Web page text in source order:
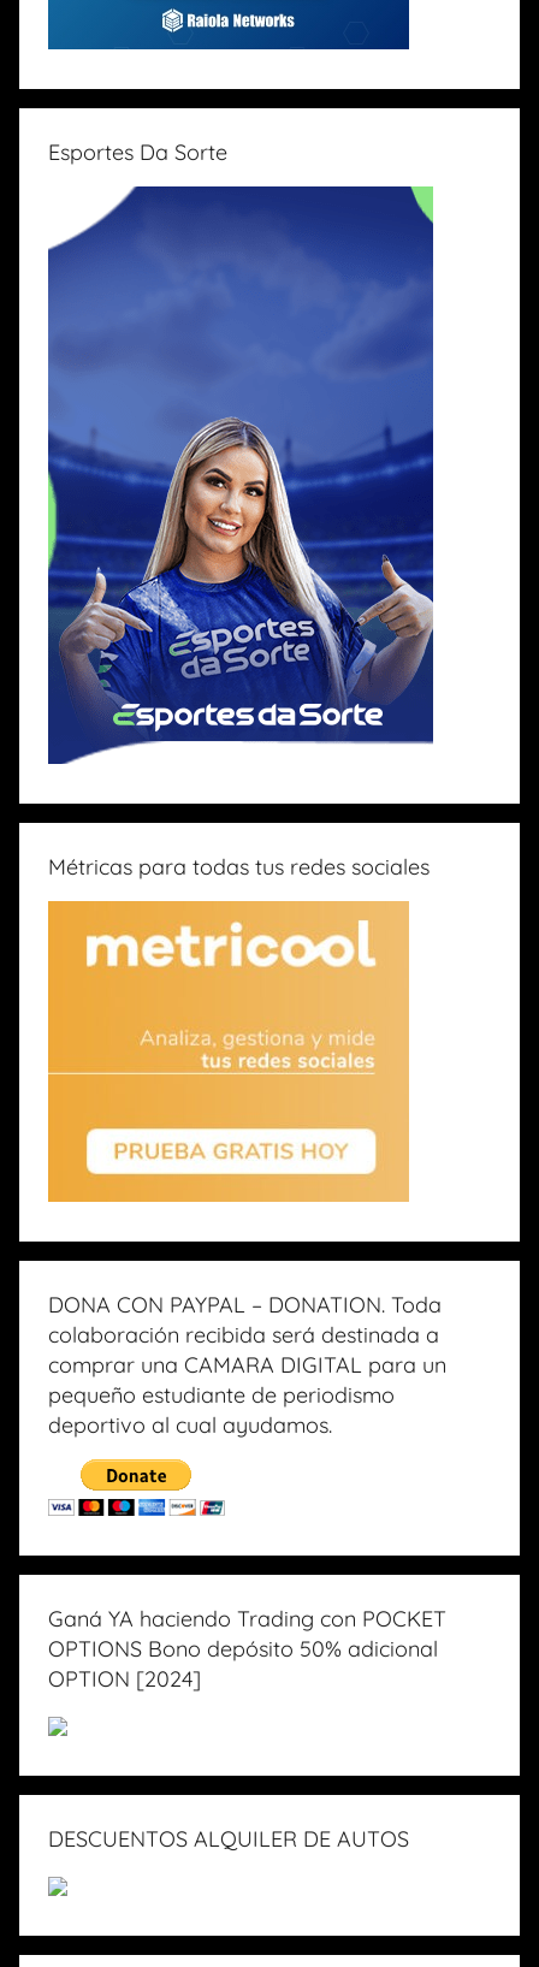
Esportes Da Sorte
Métricas para todas tus redes sociales
DONA CON PAYPAL – DONATION. Toda
colaboración recibida será destinada a
comprar una CAMARA DIGITAL para un
pequeño estudiante de periodismo
deportivo al cual ayudamos.
Ganá YA haciendo Trading con POCKET
OPTIONS Bono depósito 50% adicional
OPTION [2024]
DESCUENTOS ALQUILER DE AUTOS